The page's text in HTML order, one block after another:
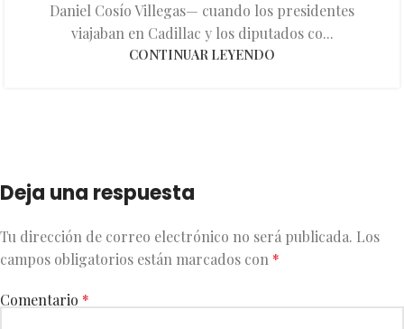
Daniel Cosío Villegas— cuando los presidentes
viajaban en Cadillac y los diputados co...
CONTINUAR LEYENDO
Deja una respuesta
Tu dirección de correo electrónico no será publicada. Los
campos obligatorios están marcados con *
Comentario *